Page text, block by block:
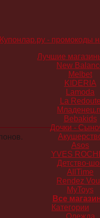
Лучшие
New
Melbet
KIDERIA
Lamoda
La Redoute
Bebakids
Дочки -
Asos
YVES
Детство-
AllTime
Rendez
MyToys
Все
Категории
Одежда